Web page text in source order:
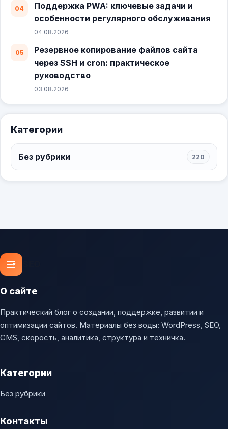
Поддержка PWA: ключевые задачи и
особенности регулярного обслуживания
04.08.2026
Резервное копирование файлов сайта
через SSH и cron: практическое
руководство
03.08.2026
Категории
Без рубрики 220
О сайте
Практический блог о создании, поддержке, развитии и
оптимизации сайтов. Материалы без воды: WordPress, SEO,
CMS, скорость, аналитика, структура и техничка.
Категории
Без рубрики
Контакты